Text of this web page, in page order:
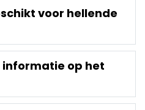
voor hellende
informatie op het